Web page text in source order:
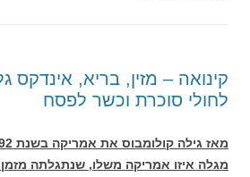
קינואה – מזין, בריא, אינדקס
לחולי סוכרת וכשר לפסח
מגלה איזו אמריקה משלו, שנתגלתה מזמן